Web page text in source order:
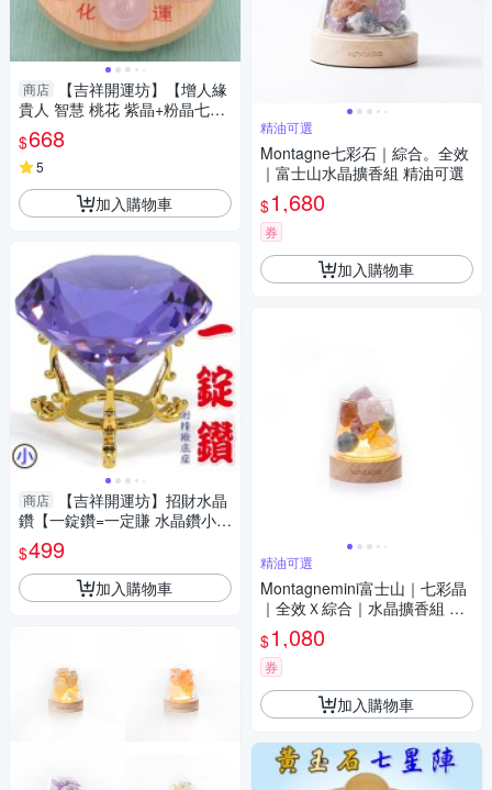
商店
【吉祥開運坊】【增人緣
貴人 智慧 桃花 紫晶+粉晶七星
陣 小型 附孟宗竹底盤】淨化 擇
日
$668
5
加入購物車
商店
【吉祥開運坊】招財水晶
鑽【一錠鑽=一定賺 水晶鑽小型
約6cm含底座 多色可供選擇】
淨化 擇日
$499
加入購物車
精油可選
Montagne七彩石｜綜合。全效
｜富士山水晶擴香組 精油可選
$1,680
券
加入購物車
精油可選
Montagnemini富士山｜七彩晶
｜全效Ｘ綜合｜水晶擴香組 精
油可選
$1,080
券
加入購物車